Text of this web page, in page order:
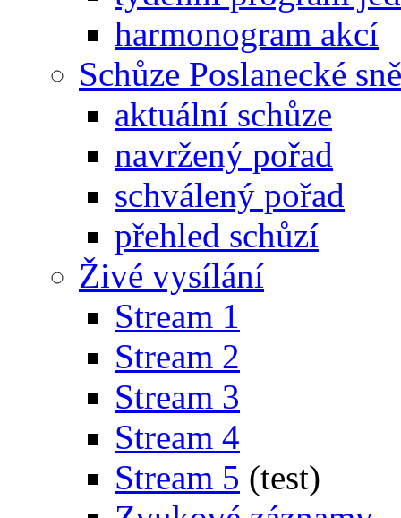
harmonogram akcí
Schůze Poslanecké
aktuální schůze
navržený pořad
schválený pořad
přehled schůzí
Živé vysílání
Stream 1
Stream 2
Stream 3
Stream 4
Stream 5 (test)